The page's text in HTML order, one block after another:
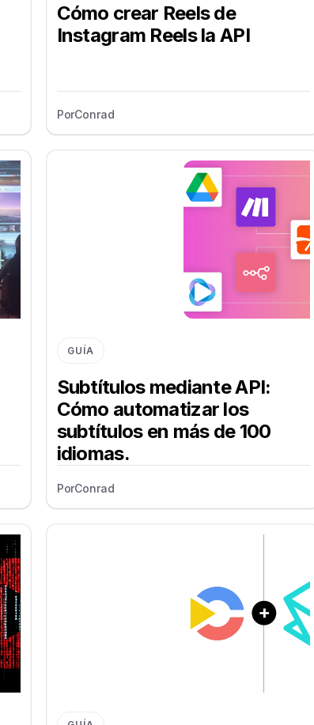
Cómo crear Reels de
Instagram Reels la API
PorConrad
GUÍA
Subtítulos mediante API:
Cómo automatizar los
subtítulos en más de 100
idiomas.
PorConrad